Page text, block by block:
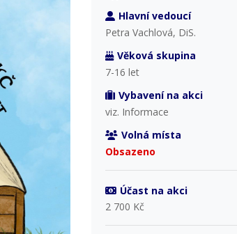
Hlavní vedoucí
Petra Vachlová, DiS.
Věková skupina
7-16 let
Vybavení na akci
viz. Informace
Volná místa
Obsazeno
Účast na akci
2 700 Kč